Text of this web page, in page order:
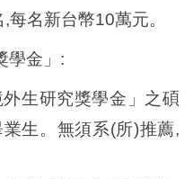
名新台幣10萬元。
學金」:
生研究獎學金」之碩
生。無須系(所)推薦,